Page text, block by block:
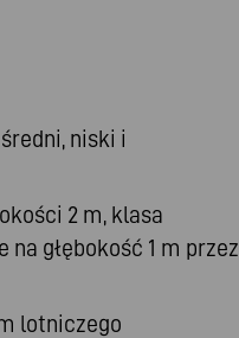
niski i
2 m, klasa
głębokość 1 m przez
lotniczego